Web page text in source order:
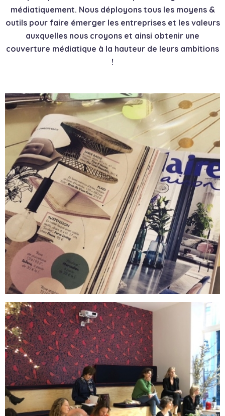
médiatiquement. Nous déployons tous les moyens &
outils pour faire émerger les entreprises et les valeurs
auxquelles nous croyons et ainsi obtenir une
couverture médiatique à la hauteur de leurs ambitions
!